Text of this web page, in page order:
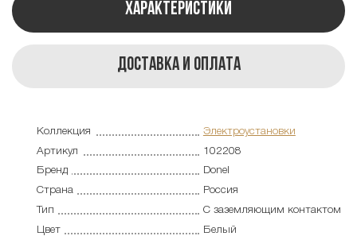
Характеристики
Доставка и оплата
Коллекция
Электроустановки
Артикул
102208
Бренд
Donel
Страна
Россия
Тип
С заземляющим контактом
Цвет
Белый